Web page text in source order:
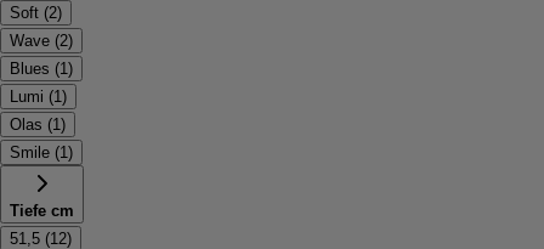
Soft (2)
Wave (2)
Blues (1)
Lumi (1)
Olas (1)
Smile (1)
Tiefe cm
51,5 (12)